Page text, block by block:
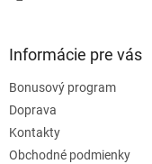
Informácie pre vás
Bonusový program
Doprava
Kontakty
Obchodné podmienky